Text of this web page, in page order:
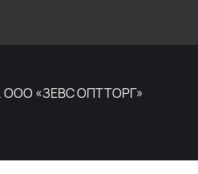
ООО «ЗЕВС ОПТТОРГ»